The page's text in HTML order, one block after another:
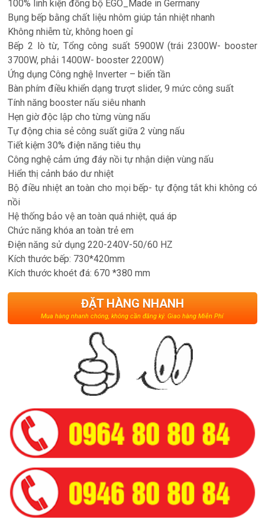
100% linh kiện đồng bộ EGO_Made in Germany
Bụng bếp bằng chất liệu nhôm giúp tản nhiệt nhanh
Không nhiễm từ, không hoen gỉ
Bếp 2 lò từ, Tổng công suất 5900W (trái 2300W- booster
3700W, phải 1400W- booster 2200W)
Ứng dụng Công nghệ Inverter – biến tần
Bàn phím điều khiển dạng trượt slider, 9 mức công suất
Tính năng booster nấu siêu nhanh
Hẹn giờ độc lập cho từng vùng nấu
Tự động chia sẻ công suất giữa 2 vùng nấu
Tiết kiệm 30% điện năng tiêu thụ
Công nghệ cảm ứng đáy nồi tự nhận diện vùng nấu
Hiển thị cảnh báo dư nhiệt
Bộ điều nhiệt an toàn cho mọi bếp- tự động tắt khi không có
nồi
Hệ thống bảo vệ an toàn quá nhiệt, quá áp
Chức năng khóa an toàn trẻ em
Điện năng sử dụng 220-240V-50/60 HZ
Kích thước bếp: 730*420mm
Kích thước khoét đá: 670 *380 mm
ĐẶT HÀNG NHANH
Mua hàng nhanh chóng, không cần đăng ký. Giao hàng Miễn Phí